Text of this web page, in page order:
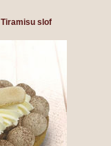
Tiramisu slof